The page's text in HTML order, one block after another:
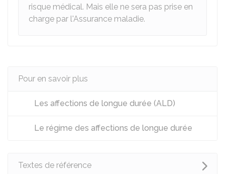
risque médical. Mais elle ne sera pas prise en
charge par l'Assurance maladie.
Pour en savoir plus
Les affections de longue durée (ALD)
Le régime des affections de longue durée
Textes de référence